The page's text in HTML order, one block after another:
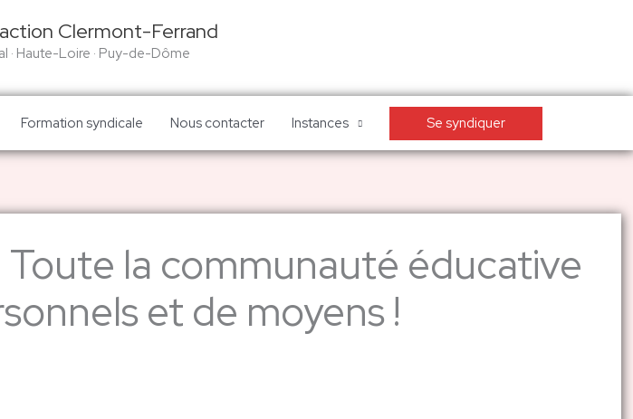
Clermont-Ferrand
· Haute-Loire · Puy-de-Dôme
Formation syndicale Nous contacter Instances Se syndiquer
la communauté éducative
et de moyens !